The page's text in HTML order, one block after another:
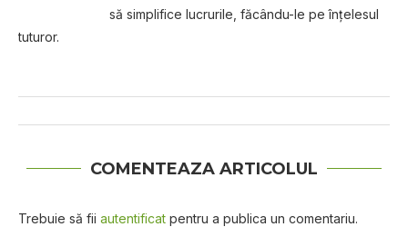
să simplifice lucrurile, făcându-le pe înțelesul
tuturor.
COMENTEAZA ARTICOLUL
Trebuie să fii autentificat pentru a publica un comentariu.